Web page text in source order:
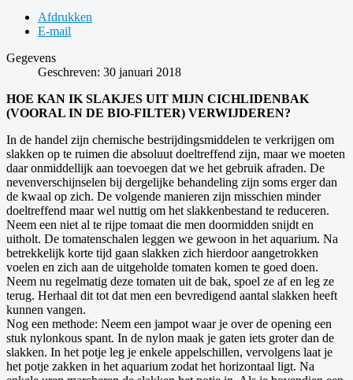
Afdrukken
E-mail
Gegevens
Geschreven: 30 januari 2018
HOE KAN IK SLAKJES UIT MIJN CICHLIDENBAK
(VOORAL IN DE BIO-FILTER) VERWIJDEREN?
In de handel zijn chemische bestrijdingsmiddelen te verkrijgen om
slakken op te ruimen die absoluut doeltreffend zijn, maar we moeten
daar onmiddellijk aan toevoegen dat we het gebruik afraden. De
nevenverschijnselen bij dergelijke behandeling zijn soms erger dan
de kwaal op zich. De volgende manieren zijn misschien minder
doeltreffend maar wel nuttig om het slakkenbestand te reduceren.
Neem een niet al te rijpe tomaat die men doormidden snijdt en
uitholt. De tomatenschalen leggen we gewoon in het aquarium. Na
betrekkelijk korte tijd gaan slakken zich hierdoor aangetrokken
voelen en zich aan de uitgeholde tomaten komen te goed doen.
Neem nu regelmatig deze tomaten uit de bak, spoel ze af en leg ze
terug. Herhaal dit tot dat men een bevredigend aantal slakken heeft
kunnen vangen.
Nog een methode: Neem een jampot waar je over de opening een
stuk nylonkous spant. In de nylon maak je gaten iets groter dan de
slakken. In het potje leg je enkele appelschillen, vervolgens laat je
het potje zakken in het aquarium zodat het horizontaal ligt. Na